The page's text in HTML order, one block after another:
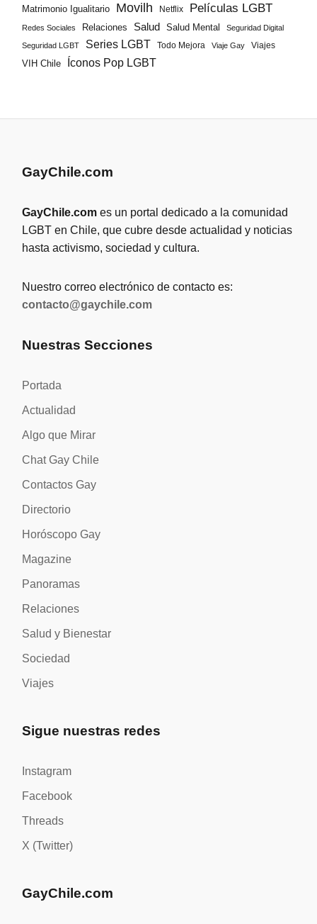
Matrimonio Igualitario Movilh Netflix Películas LGBT
Redes Sociales Relaciones Salud Salud Mental Seguridad Digital
Seguridad LGBT Series LGBT Todo Mejora Viaje Gay
Viajes
VIH Chile
Íconos Pop LGBT
GayChile.com
GayChile.com es un portal dedicado a la comunidad
LGBT en Chile, que cubre desde actualidad y noticias
hasta activismo, sociedad y cultura.
Nuestro correo electrónico de contacto es:
contacto@gaychile.com
Nuestras Secciones
Portada
Actualidad
Algo que Mirar
Chat Gay Chile
Contactos Gay
Directorio
Horóscopo Gay
Magazine
Panoramas
Relaciones
Salud y Bienestar
Sociedad
Viajes
Sigue nuestras redes
Instagram
Facebook
Threads
X (Twitter)
GayChile.com